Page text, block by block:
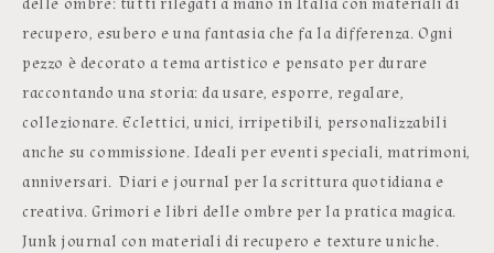
recupero, esubero e una fantasia che fa la differenza. Ogni
pezzo è decorato a tema artistico e pensato per durare
raccontando una storia: da usare, esporre, regalare,
collezionare. Eclettici, unici, irripetibili, personalizzabili
anche su commissione. Ideali per eventi speciali, matrimoni,
anniversari. Diari e journal per la scrittura quotidiana e
creativa. Grimori e libri delle ombre per la pratica magica.
Junk journal con materiali di recupero e texture uniche.